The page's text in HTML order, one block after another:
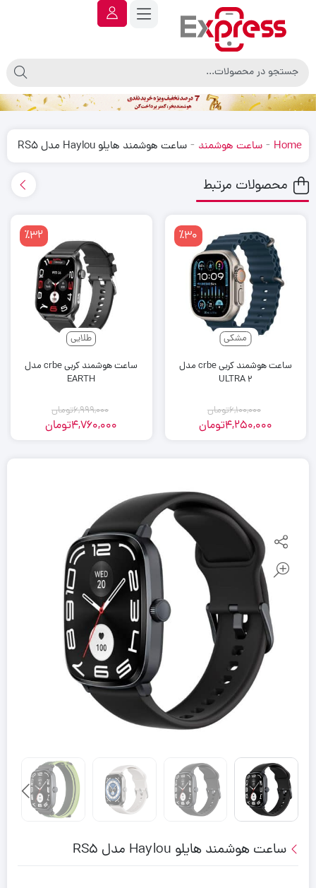
Home
- ساعت هوشمند - ساعت هوشمند هایلو Haylou مدل RS5
محصولات مرتبط
مشکی
٪30
ساعت هوشمند کربی crbe مدل
ULTRA 2
6,100,000تومان
4,250,000تومان
طلایی
٪32
ساعت هوشمند کربی crbe مدل
EARTH
6,999,000تومان
4,760,000تومان
ساعت هوشمند هایلو Haylou مدل RS5